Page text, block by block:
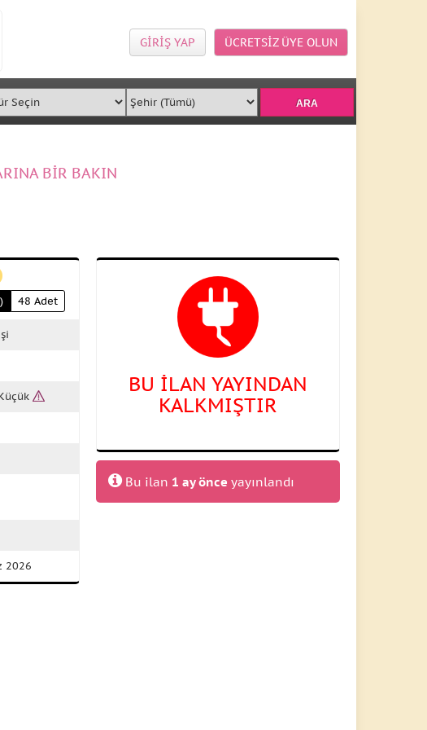
ÜCRETSİZ ÜYE OLUN
GİRİŞ YAP
BİR BAKIN
48 Adet
2026
BU İLAN YAYINDAN
KALKMIŞTIR
Bu ilan 1 ay önce yayınlandı